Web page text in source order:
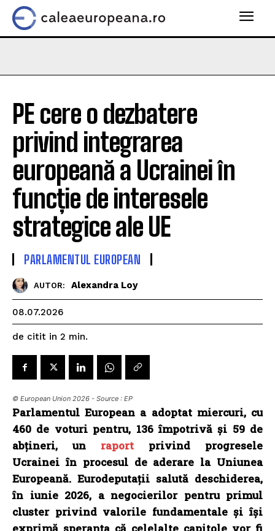
PE cere o dezbatere
privind integrarea
europeană a Ucrainei în
funcție de interesele
strategice ale UE
PARLAMENTUL EUROPEAN
AUTOR: Alexandra Loy
08.07.2026
de citit in 2 min.
© European Union 2026 - Source : EP
Parlamentul European a adoptat miercuri, cu
460 de voturi pentru, 136 împotrivă și 59 de
abțineri, un raport privind progresele
Ucrainei în procesul de aderare la Uniunea
Europeană. Eurodeputații salută deschiderea,
în iunie 2026, a negocierilor pentru primul
cluster privind valorile fundamentale și își